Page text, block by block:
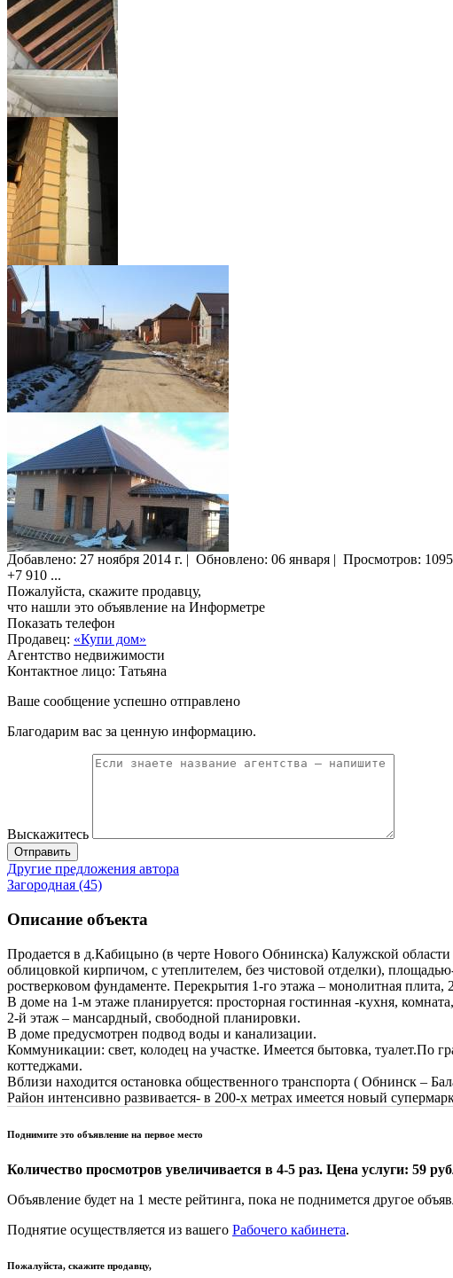
Добавлено: 27 ноября 2014 г. | Обновлено: 06 января | Просмотров: 1095
+7 910 ...
Пожалуйста, скажите продавцу,
что нашли это объявление на Информетре
Показать телефон
Продавец: «Купи дом»
Агентство недвижимости
Контактное лицо: Татьяна
Ваше сообщение успешно отправлено
Благодарим вас за ценную информацию.
Выскажитесь
Отправить
Другие предложения автора
Загородная (45)
Описание объекта
Продается в д.Кабицыно (в черте Нового Обнинска) Калужской
облицовкой кирпичом, с утеплителем, без чистовой отделки),
ростверковом фундаменте. Перекрытия 1-го этажа – монолитная
В доме на 1-м этаже планируется: просторная гостинная -кухня,
2-й этаж – мансардный, свободной планировки.
В доме предусмотрен подвод воды и канализации.
Коммуникации: свет, колодец на участке. Имеется бытовка, туалет.По
коттеджами.
Вблизи находится остановка общественного транспорта ( Обнинск –
Район интенсивно развивается- в 200-х метрах имеется новый
Поднимите это объявление на первое место
Количество просмотров увеличивается в 4-5 раз. Цена услуги: 59
Объявление будет на 1 месте рейтинга, пока не поднимется другое
Поднятие осуществляется из вашего Рабочего кабинета.
Пожалуйста, скажите продавцу,